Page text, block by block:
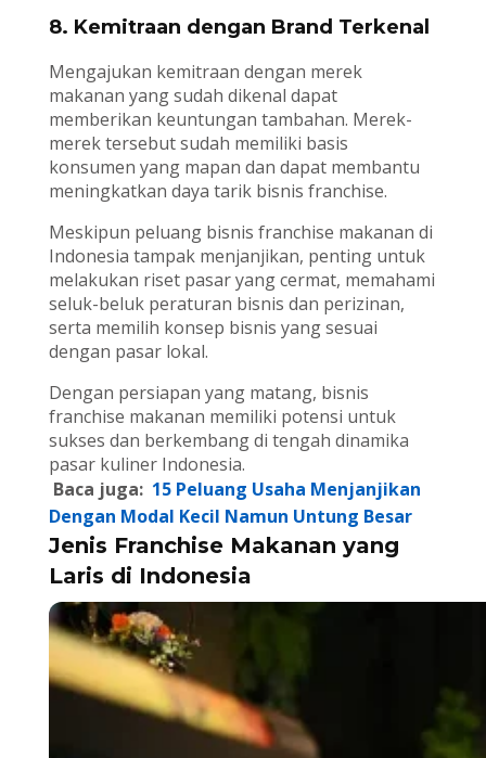
8. Kemitraan dengan Brand Terkenal
Mengajukan kemitraan dengan merek
makanan yang sudah dikenal dapat
memberikan keuntungan tambahan. Merek-
merek tersebut sudah memiliki basis
konsumen yang mapan dan dapat membantu
meningkatkan daya tarik bisnis franchise.
Meskipun peluang bisnis franchise makanan di
Indonesia tampak menjanjikan, penting untuk
melakukan riset pasar yang cermat, memahami
seluk-beluk peraturan bisnis dan perizinan,
serta memilih konsep bisnis yang sesuai
dengan pasar lokal.
Dengan persiapan yang matang, bisnis
franchise makanan memiliki potensi untuk
sukses dan berkembang di tengah dinamika
pasar kuliner Indonesia.
Baca juga: 15 Peluang Usaha Menjanjikan
Dengan Modal Kecil Namun Untung Besar
Jenis Franchise Makanan yang
Laris di Indonesia